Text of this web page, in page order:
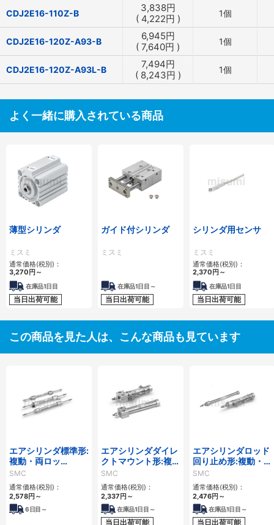
CDJ2E16-110Z-B 3,838円
( 4,222円 ) 1個
CDJ2E16-120Z-A93-B 6,945円
( 7,640円 ) 1個
CDJ2E16-120Z-A93L-B 7,494円
( 8,243円 ) 1個
よく一緒に購入されている商品
薄型シリンダ
ミスミ
通常価格(税別)：
3,270 円 ～
在庫品1日目
当日出荷可能
ガイド付シリンダ
ミスミ
在庫品1日目～
当日出荷可能
シリンダ用センサ
ミスミ
通常価格(税別)：
2,370 円 ～
在庫品1日目
当日出荷可能
この商品を見た人は、こんな商品も見ています
エアシリンダ標準形:
複動・両ロッ
ド/CJ2Wシリーズ
SMC
通常価格(税別)：
2,578円 ～
6 日目～
エアシリンダダイレ
クトマウント形:複
動・片ロッド/CJ2R
シリーズ
SMC
通常価格(税別)：
2,337 円 ～
在庫品1日目～
当日出荷可能
エアシリンダロッド
回り止め形:複動・片
ロッド/CJ2Kシリー
ズ
SMC
通常価格(税別)：
2,476円 ～
在庫品1日目～
当日出荷可能